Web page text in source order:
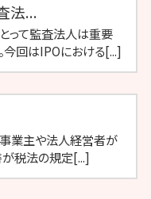
法...
って監査法人は重要
今回はIPOにおける[...]
業主や法人経営者が
税法の規定[...]